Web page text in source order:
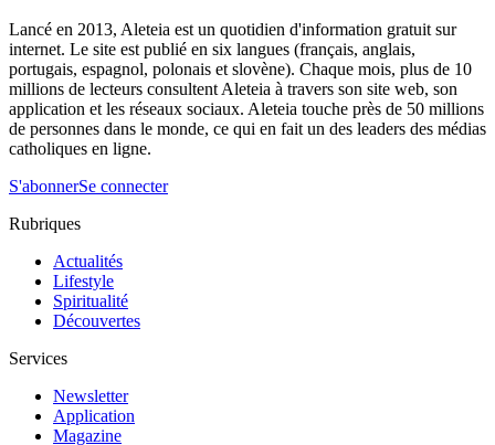
Lancé en 2013, Aleteia est un quotidien d'information gratuit sur
internet. Le site est publié en six langues (français, anglais,
portugais, espagnol, polonais et slovène). Chaque mois, plus de 10
millions de lecteurs consultent Aleteia à travers son site web, son
application et les réseaux sociaux. Aleteia touche près de 50 millions
de personnes dans le monde, ce qui en fait un des leaders des médias
catholiques en ligne.
S'abonnerSe connecter
Rubriques
Actualités
Lifestyle
Spiritualité
Découvertes
Services
Newsletter
Application
Magazine